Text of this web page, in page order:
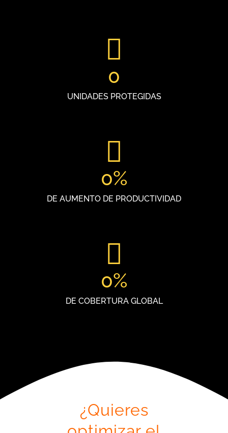
0
UNIDADES PROTEGIDAS
0%
DE AUMENTO DE PRODUCTIVIDAD
0%
DE COBERTURA GLOBAL
¿Quieres